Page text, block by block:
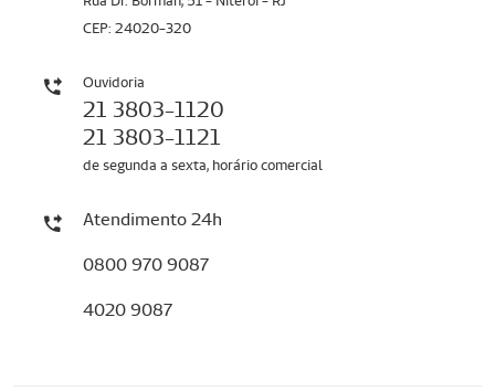
CEP: 24020-320
Ouvidoria
21 3803-1120
21 3803-1121
de segunda a sexta, horário comercial
Atendimento 24h
0800 970 9087
4020 9087